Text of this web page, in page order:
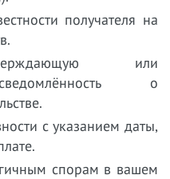
получателя на
или
о
с указанием даты,
спорам в вашем